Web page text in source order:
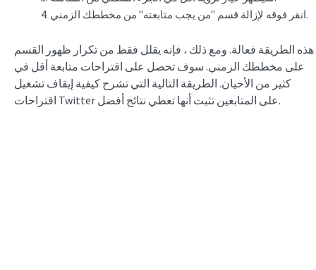
انقر فوقه لإزالة قسم "من يجب متابعته" من مخططك الزمني.
هذه الطريقة فعالة. ومع ذلك ، فإنه يقلل فقط من تكرار ظهور القسم
على مخططك الزمني. سوف تحصل على اقتراحات متابعة أقل في
كثير من الأحيان. الطريقة التالية التي تشرح كيفية إيقاف تشغيل
اقتراحات Twitter على المتابعين تثبت أنها تعطي نتائج أفضل.